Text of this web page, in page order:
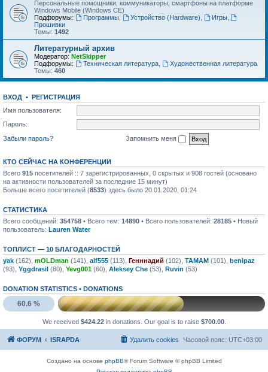
Персональные помощники, коммуникаторы, смартфоны на платформе
Windows Mobile (Windows CE)
Подфорумы:
Программы, Устройство (Hardware) Игры,
Прошивки
Темы: 1492
Литературный архив
Модератор: NetSkipper
Подфорумы:
Техническая литература,
Художественная литература
Темы: 460
ВХОД • РЕГИСТРАЦИЯ
Имя пользователя:
Пароль:
Забыли пароль?
Запомнить меня
КТО СЕЙЧАС НА КОНФЕРЕНЦИИ
Всего 915 посетителей :: 7 зарегистрированных, 0 скрытых и 908 гостей (основано
на активности пользователей за последние 15 минут)
Больше всего посетителей (8533) здесь было 20.01.2020, 01:24
СТАТИСТИКА
Всего сообщений: 354758 • Всего тем: 14890 • Всего пользователей: 28185 • Новый
пользователь: Lauren Water
ТОПЛИСТ — 10 БЛАГОДАРНОСТЕЙ
yak (162), mOLDman (141), alf555 (113), Генннадий (102), TAMAM (101), benipaz
(93), Yggdrasil (80), Yevg001 (60), Aleksey Che (53), Ruvin (53)
DONATION STATISTICS • DONATIONS
60.6 %
We received $424.22in donations. Our goal is to raise $700.00.
ФОРУМ ISRAPDA Часовой пояс: UTC+03:00
Удалить cookies
Создано на основе phpBB® Forum Software © phpBB Limited